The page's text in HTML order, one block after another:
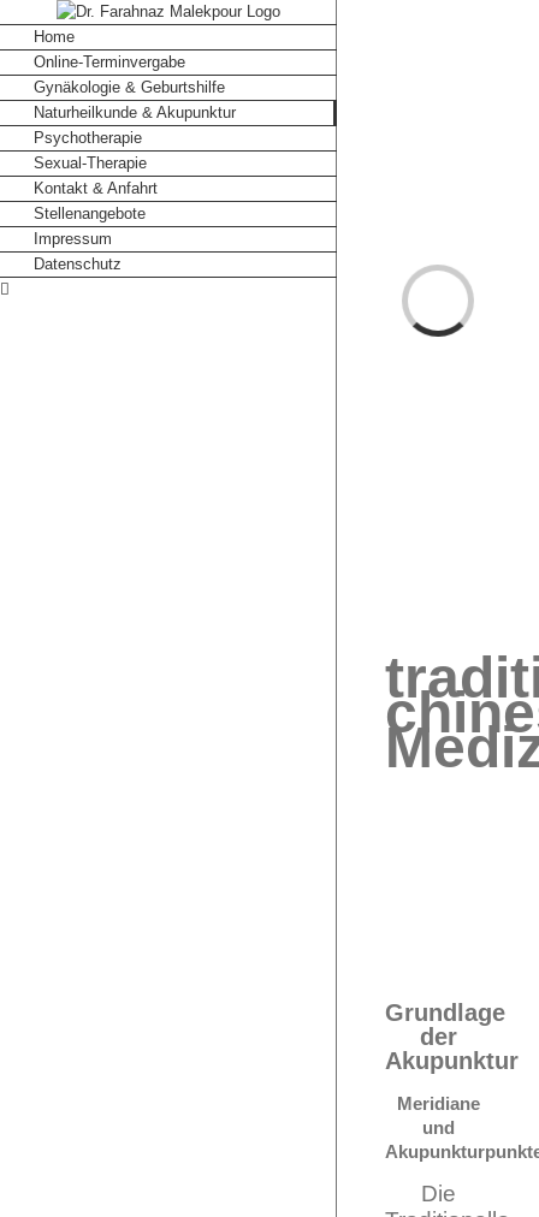
content
Home
Online-Terminvergabe
Gynäkologie & Geburtshilfe
Naturheilkunde & Akupunktur
Psychotherapie
Sexual-Therapie
Kontakt & Anfahrt
Stellenangebote
Impressum
Datenschutz
Loading...
Grundlage
der
Akupunktur
Meridiane
und
Die